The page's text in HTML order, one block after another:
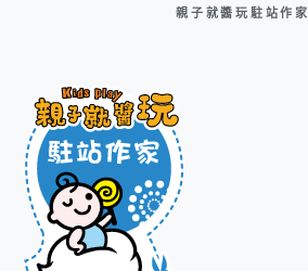
親子就醬玩駐站作家